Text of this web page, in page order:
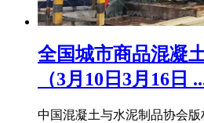
全国城市商品混凝
（3月10日3月16日
中国混凝土与水泥制品协会